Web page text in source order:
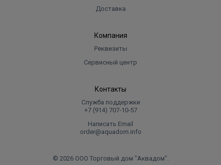
Доставка
Компания
Реквизиты
Сервисный центр
Контакты
Служба поддержки
+7 (914) 707‑10‑57
Написать Email
order@aquadom.info
© 2026 ООО Торговый дом "Аквадом".